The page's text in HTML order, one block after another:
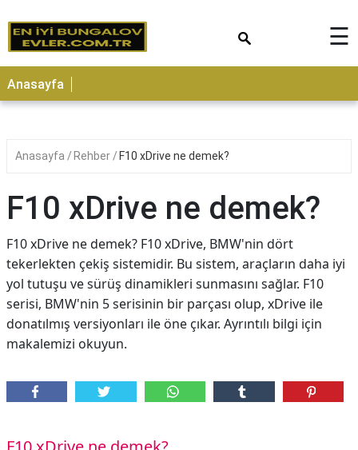
☰
Anasayfa
Anasayfa Rehber F10 xDrive ne demek?
F10 xDrive ne demek?
F10 xDrive ne demek? F10 xDrive, BMW'nin dört
tekerlekten çekiş sistemidir. Bu sistem, araçların daha iyi
yol tutuşu ve sürüş dinamikleri sunmasını sağlar. F10
serisi, BMW'nin 5 serisinin bir parçası olup, xDrive ile
donatılmış versiyonları ile öne çıkar. Ayrıntılı bilgi için
makalemizi okuyun.